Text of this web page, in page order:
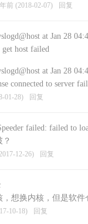
前 (2018-02-07) 回复
at Jan 28
get host failed
at Jan 28
connected to server
01-28) 回复
failed: failed to
12-26) 回复
想换内核，但是软
10-18) 回复